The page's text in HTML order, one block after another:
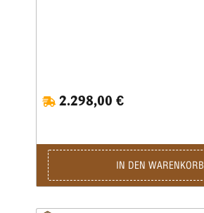
2.298,00 €
IN DEN WARENKORB